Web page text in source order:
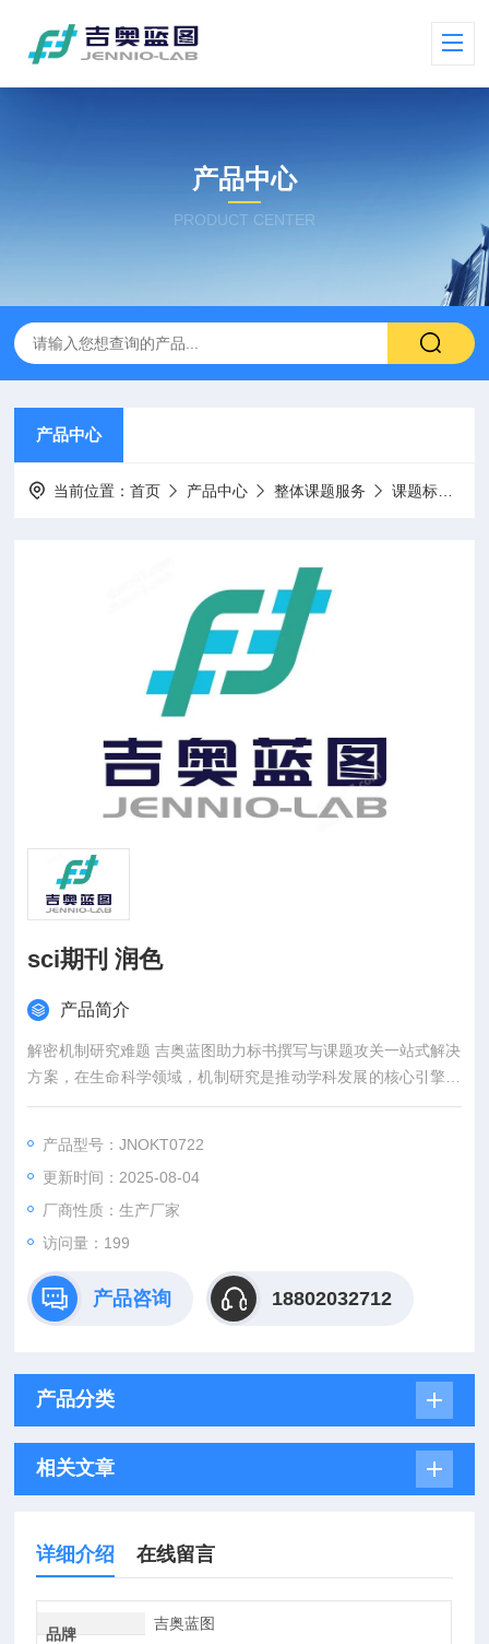
产品中心
PRODUCT CENTER
产品中心
当前位置：首页 产品中心 整体课题服务 课题标书设计项目申报
sci期刊 润色
产品简介
解密机制研究难题 吉奥蓝图助力标书撰写与课题攻关一站式解决
方案，在生命科学领域，机制研究是推动学科发展的核心引擎。
然而，从创新课题设计到高质量标书撰写，从复杂实验实施到科
困难、成果转化乏力。吉奥蓝图（JENNIO-LAB）依托全链式科
研平台与十年深耕经验，推出"机制研究课题全周期赋能计划"，
为科研工作者提供从理论创新到数据落地的完整解决方案。
产品型号：JNOKT0722
更新时间：2025-08-04
厂商性质：生产厂家
访问量：199
产品咨询 18802032712
产品分类
相关文章
详细介绍 在线留言
品牌
吉奥蓝图